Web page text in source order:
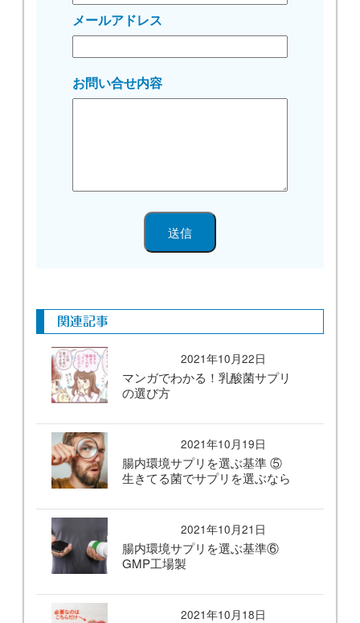
メールアドレス
お問い合せ内容
関連記事
2021年10月22日
マンガでわかる！乳酸菌サプリ
の選び方
2021年10月19日
腸内環境サプリを選ぶ基準 ⑤
生きてる菌でサプリを選ぶなら
2021年10月21日
腸内環境サプリを選ぶ基準⑥
GMP工場製
2021年10月18日